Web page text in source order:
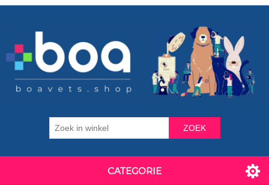
ZOEK
CATEGORIE